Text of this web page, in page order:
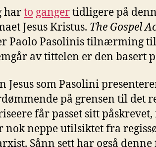
harto gangertidligere på
Jesus Kristus. The Gospel
Paolo Pasolinis tilnærming
av tittelen er den basert
Jesus som Pasolini
på grensen til det
får passet sitt
nok neppe utilsiktet fra
Sånn sett har også